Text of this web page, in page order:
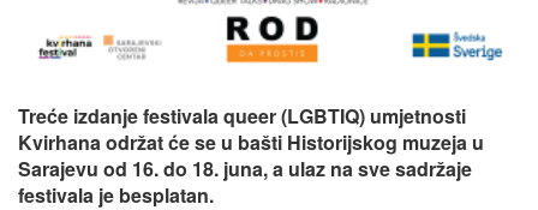
Treće izdanje festivala queer (LGBTIQ) umjetnosti
Kvirhana održat će se u bašti Historijskog muzeja u
Sarajevu od 16. do 18. juna, a ulaz na sve sadržaje
festivala je besplatan.